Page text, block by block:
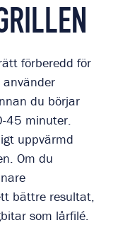
förberedd för
du börjar
45 minuter.
uppvärmd
Om du
bättre resultat,
som lårfilé.